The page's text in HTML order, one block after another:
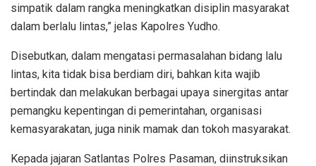
simpatik dalam rangka meningkatkan disiplin masyarakat
dalam berlalu lintas,” jelas Kapolres Yudho.
Disebutkan, dalam mengatasi permasalahan bidang lalu
lintas, kita tidak bisa berdiam diri, bahkan kita wajib
bertindak dan melakukan berbagai upaya sinergitas antar
pemangku kepentingan di pemerintahan, organisasi
kemasyarakatan, juga ninik mamak dan tokoh masyarakat.
Kepada jajaran Satlantas Polres Pasaman, diinstruksikan